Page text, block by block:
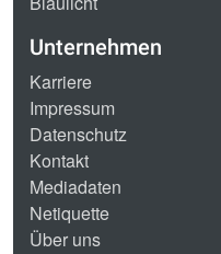
Unternehmen
Karriere
Impressum
Datenschutz
Kontakt
Mediadaten
Netiquette
Über uns